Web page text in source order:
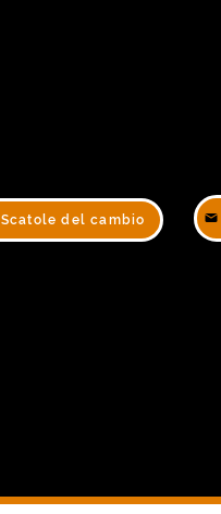
Scatole del cambio